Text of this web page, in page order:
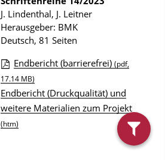
t
i
o
J. Lindenthal, J. Leitner
Herausgeber: BMK
Deutsch, 81 Seiten
D
o
w
n
Endbericht (barrierefrei) (pdf,
17.14 MB)
Endbericht (Druckqualität) und
weitere Materialien zum Projekt
(htm)
filter